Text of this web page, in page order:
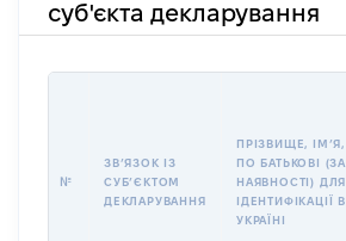
суб'єкта декларування
№
ЗВʼЯЗОК ІЗ
СУБʼЄКТОМ
ДЕКЛАРУВАННЯ
ПРІЗВИЩЕ, ІМʼЯ,
ПО БАТЬКОВІ (ЗА
НАЯВНОСТІ) ДЛЯ
ІДЕНТИФІКАЦІЇ В
УКРАЇНІ